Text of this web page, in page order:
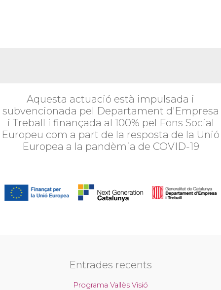
Aquesta actuació està impulsada i
subvencionada pel Departament d'Empresa
i Treball i finançada al 100% pel Fons Social
Europeu com a part de la resposta de la Unió
Europea a la pandèmia de COVID-19
Entrades recents
Programa Vallès Visió